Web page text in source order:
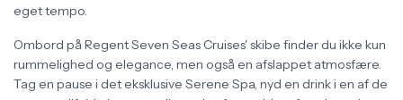
eget tempo.
Ombord på Regent Seven Seas Cruises' skibe finder du ikke kun
rummelighed og elegance, men også en afslappet atmosfære.
Tag en pause i det eksklusive Serene Spa, nyd en drink i en af de